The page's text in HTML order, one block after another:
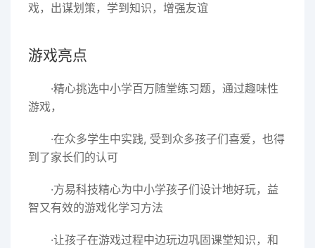
戏，出谋划策，学到知识，增强友谊
游戏亮点
·精心挑选中小学百万随堂练习题，通过趣味性
游戏，
·在众多学生中实践, 受到众多孩子们喜爱，也得
到了家长们的认可
·方易科技精心为中小学孩子们设计地好玩，益
智又有效的游戏化学习方法
·让孩子在游戏过程中边玩边巩固课堂知识，和